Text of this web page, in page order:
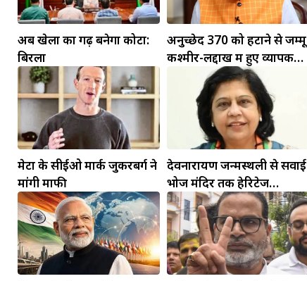
अब खेलों का गढ़ बनेगा कोटा:
बिरला
अनुच्छेद 370 को हटाने से जम्मू
कश्मीर-लद्दाख में हुए व्यापक
बदलाव: PM मोदी
मेटा के सीईओ मार्क जुकरबर्ग ने
मांगी माफी
देवनारायण जन्मस्थली से सवाई
भोज मंदिर तक हेरिटेज
कॉरिडोर बनाने की मांग